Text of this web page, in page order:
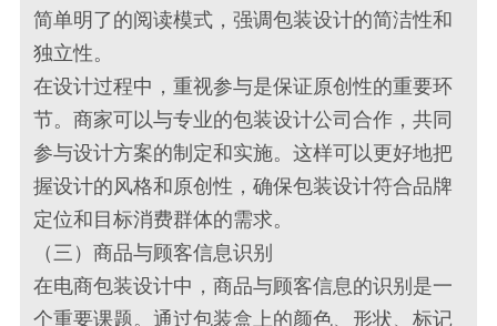
简单明了的阅读模式，强调包装设计的简洁性和
独立性。
在设计过程中，重视参与是保证原创性的重要环
节。商家可以与专业的包装设计公司合作，共同
参与设计方案的制定和实施。这样可以更好地把
握设计的风格和原创性，确保包装设计符合品牌
定位和目标消费群体的需求。
（三）商品与顾客信息识别
在电商包装设计中，商品与顾客信息的识别是一
个重要课题。通过包装盒上的颜色、形状、标记